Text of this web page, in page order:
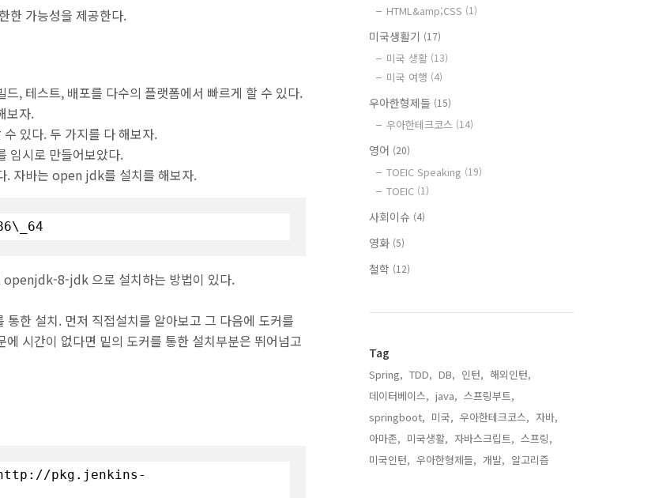
한 가능성을 제공한다.
, 테스트, 배포를 다수의 플랫폼에서 빠르게 할 수 있다.
보자.
있다. 두 가지를 다 해보자.
임시로 만들어보았다.
. 자바는 open jdk를 설치를 해보자.
\_64
8-jdk 으로 설치하는 방법이 있다.
한 설치. 먼저 직접설치를 알아보고 그 다음에 도커를
시간이 없다면 밑의 도커를 통한 설치부분은 뛰어넘고
pkg.jenkins-
HTML&amp;CSS (1)
미국생활기 (17)
미국 생활 (13)
미국 여행 (4)
우아한형제들 (15)
우아한테크코스 (14)
영어 (20)
TOEIC Speaking (19)
TOEIC (1)
사회이슈 (4)
영화 (5)
철학 (12)
Tag
Spring, TDD, DB, 인턴, 해외인턴,
데이터베이스, java, 스프링부트,
springboot, 미국, 우아한테크코스, 자바,
아마존, 미국생활, 자바스크립트, 스프링,
미국인턴, 우아한형제들, 개발, 알고리즘,